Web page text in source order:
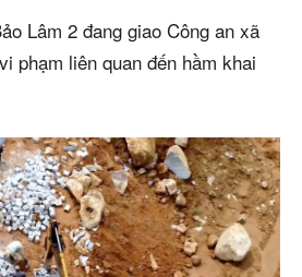
Lâm 2 đang giao Công an xã
phạm liên quan đến hầm khai